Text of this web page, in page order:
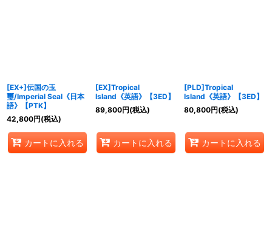
[EX+]伝国の玉
璽/Imperial Seal《日本
語》【PTK】
42,800円(税込)
カートに入れる
[EX]Tropical
Island《英語》【3ED】
89,800円(税込)
カートに入れる
[PLD]Tropical
Island《英語》【3ED】
80,800円(税込)
カートに入れる